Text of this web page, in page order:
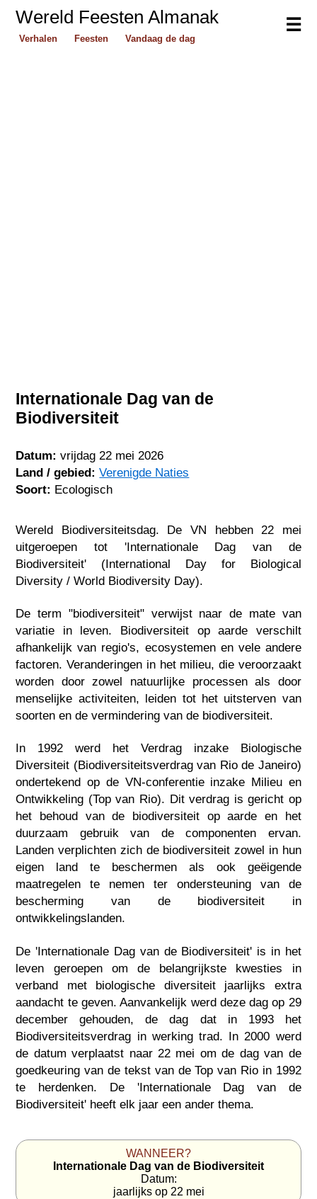
☰
Wereld Feesten Almanak
Verhalen Feesten Vandaag de dag
Internationale Dag van de
Biodiversiteit
Datum: vrijdag 22 mei 2026
Land / gebied: Verenigde Naties
Soort: Ecologisch
Wereld Biodiversiteitsdag. De VN hebben 22 mei
uitgeroepen tot 'Internationale Dag van de
Biodiversiteit' (International Day for Biological
Diversity / World Biodiversity Day).
De term "biodiversiteit" verwijst naar de mate van
variatie in leven. Biodiversiteit op aarde verschilt
afhankelijk van regio's, ecosystemen en vele andere
factoren. Veranderingen in het milieu, die veroorzaakt
worden door zowel natuurlijke processen als door
menselijke activiteiten, leiden tot het uitsterven van
soorten en de vermindering van de biodiversiteit.
In 1992 werd het Verdrag inzake Biologische
Diversiteit (Biodiversiteitsverdrag van Rio de Janeiro)
ondertekend op de VN-conferentie inzake Milieu en
Ontwikkeling (Top van Rio). Dit verdrag is gericht op
het behoud van de biodiversiteit op aarde en het
duurzaam gebruik van de componenten ervan.
Landen verplichten zich de biodiversiteit zowel in hun
eigen land te beschermen als ook geëigende
maatregelen te nemen ter ondersteuning van de
bescherming van de biodiversiteit in
ontwikkelingslanden.
De 'Internationale Dag van de Biodiversiteit' is in het
leven geroepen om de belangrijkste kwesties in
verband met biologische diversiteit jaarlijks extra
aandacht te geven. Aanvankelijk werd deze dag op 29
december gehouden, de dag dat in 1993 het
Biodiversiteitsverdrag in werking trad. In 2000 werd
de datum verplaatst naar 22 mei om de dag van de
goedkeuring van de tekst van de Top van Rio in 1992
te herdenken. De 'Internationale Dag van de
Biodiversiteit' heeft elk jaar een ander thema.
WANNEER?
Internationale Dag van de Biodiversiteit
Datum:
jaarlijks op 22 mei